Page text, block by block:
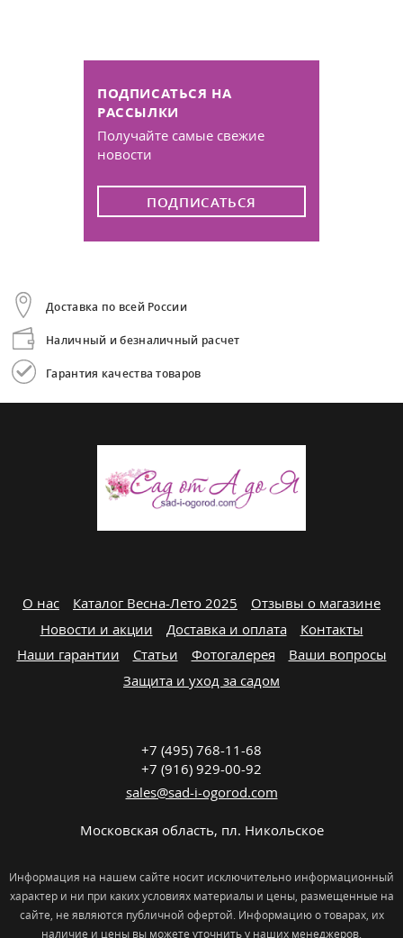
ПОДПИСАТЬСЯ НА
РАССЫЛКИ
Получайте самые свежие
новости
ПОДПИСАТЬСЯ
Доставка по всей России
Наличный и безналичный расчет
Гарантия качества товаров
О нас Каталог Весна-Лето 2025
Отзывы о магазине
Новости и акции
Доставка и оплата
Контакты
Наши гарантии
Статьи Фотогалерея
Ваши вопросы
Защита и уход за садом
+7 (495) 768-11-68
+7 (916) 929-00-92
sales@sad-i-ogorod.com
Московская область, пл. Никольcкое
Информация на нашем сайте носит исключительно информационный
характер и ни при каких условиях материалы и цены, размещенные на
сайте, не являются публичной офертой. Информацию о товарах, их
наличие и цены вы можете уточнить у наших менеджеров.